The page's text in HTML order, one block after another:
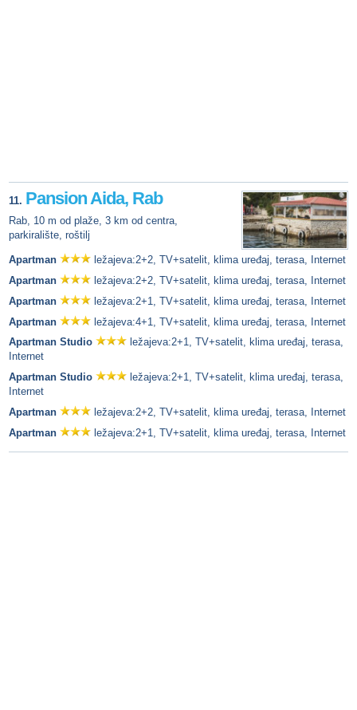
11. Pansion Aida, Rab
Rab, 10 m od plaže, 3 km od centra,
parkiralište, roštilj
Apartman
ležajeva:2+2, TV+satelit, klima uređaj, terasa, Internet
Apartman
ležajeva:2+2, TV+satelit, klima uređaj, terasa, Internet
Apartman
ležajeva:2+1, TV+satelit, klima uređaj, terasa, Internet
Apartman
ležajeva:4+1, TV+satelit, klima uređaj, terasa, Internet
Apartman Studio
ležajeva:2+1, TV+satelit, klima uređaj, terasa,
Internet
Apartman Studio
ležajeva:2+1, TV+satelit, klima uređaj, terasa,
Internet
Apartman
ležajeva:2+2, TV+satelit, klima uređaj, terasa, Internet
Apartman
ležajeva:2+1, TV+satelit, klima uređaj, terasa, Internet